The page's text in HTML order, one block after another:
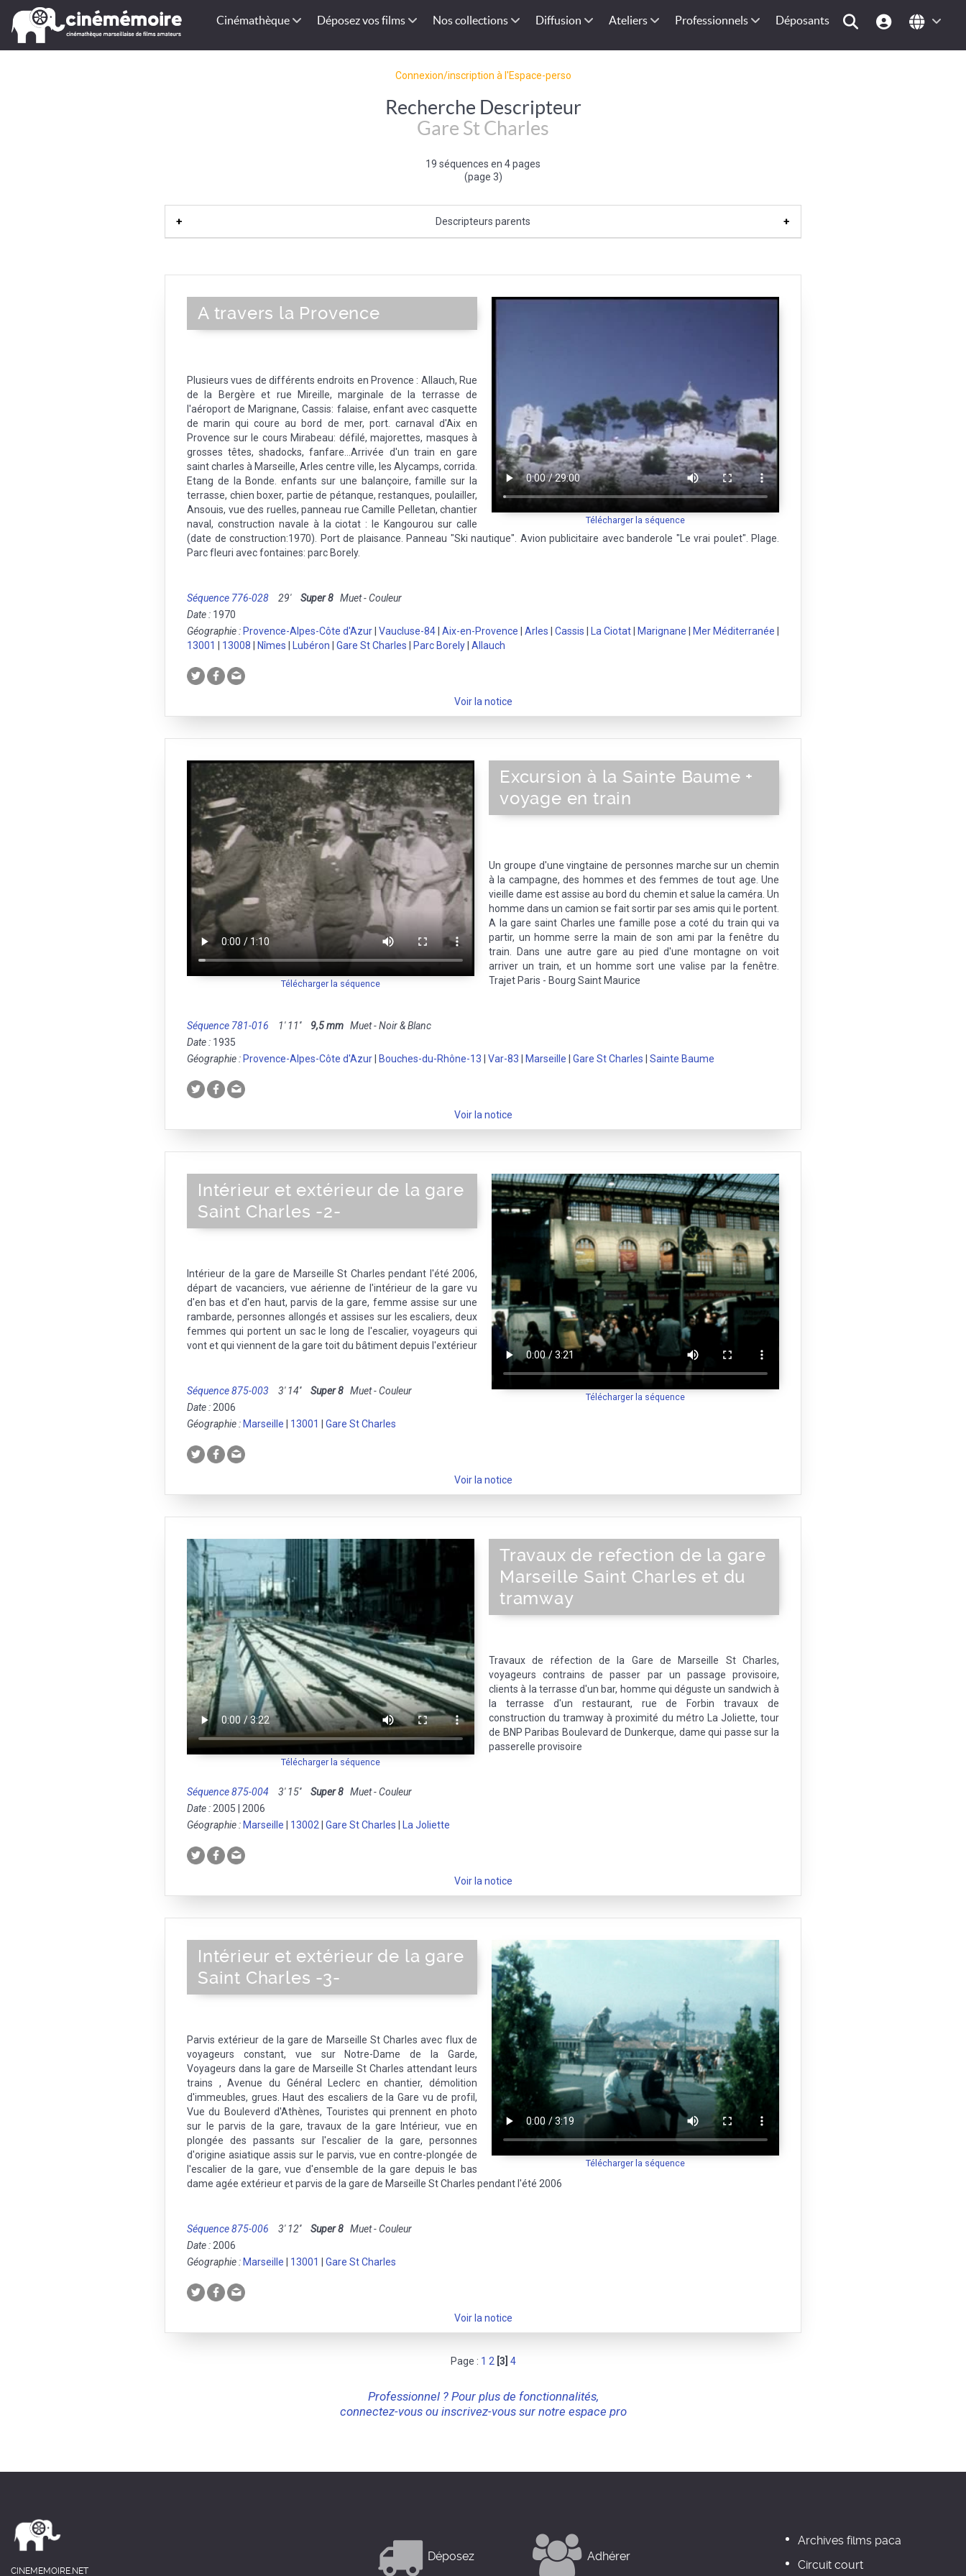
Cinémathèque Déposez vos films Nos collections Diffusion Ateliers Professionnels Déposants
Connexion/inscription à l'Espace-perso
Recherche Descripteur
Gare St Charles
19 séquences en 4 pages
(page 3)
Descripteurs parents
méditerranéen|France|Sud de la France|Europe de l'Ouest|Union Européenne|Europe
Télécharger la séquence
A travers la Provence
Plusieurs vues de différents endroits en Provence : Allauch, Rue
de la Bergère et rue Mireille, marginale de la terrasse de
l'aéroport de Marignane, Cassis: falaise, enfant avec casquette
de marin qui coure au bord de mer, port. carnaval d'Aix en
Provence sur le cours Mirabeau: défilé, majorettes, masques à
grosses têtes, shadocks, fanfare...Arrivée d'un train en gare
saint charles à Marseille, Arles centre ville, les Alycamps, corrida.
Etang de la Bonde. enfants sur une balançoire, famille sur la
terrasse, chien boxer, partie de pétanque, restanques, poulailler,
Ansouis, vue des ruelles, panneau rue Camille Pelletan, chantier
naval, construction navale à la ciotat : le Kangourou sur calle
(date de construction:1970). Port de plaisance. Panneau "Ski nautique". Avion publicitaire avec banderole "Le vrai poulet". Plage.
Parc fleuri avec fontaines: parc Borely.
Séquence 776-028 29' Super 8 Muet - Couleur
Date : 1970
Géographie : Provence-Alpes-Côte d'Azur Vaucluse-84 Aix-en-Provence Arles Cassis La Ciotat Marignane Mer Méditerranée
13001
13008 Nîmes Lubéron Gare St Charles Parc Borely Allauch
Voir la notice
Télécharger la séquence
Excursion à la Sainte Baume +
voyage en train
Un groupe d'une vingtaine de personnes marche sur un chemin
à la campagne, des hommes et des femmes de tout age. Une
vieille dame est assise au bord du chemin et salue la caméra. Un
homme dans un camion se fait sortir par ses amis qui le portent.
A la gare saint Charles une famille pose a coté du train qui va
partir, un homme serre la main de son ami par la fenêtre du
train. Dans une autre gare au pied d'une montagne on voit
arriver un train, et un homme sort une valise par la fenêtre.
Trajet Paris - Bourg Saint Maurice
Séquence 781-016 1' 11'' 9,5 mm Muet - Noir & Blanc
Date : 1935
Géographie : Provence-Alpes-Côte d'Azur Bouches-du-Rhône-13 Var-83 Marseille Gare St Charles Sainte Baume
Voir la notice
Télécharger la séquence
Intérieur et extérieur de la gare
Saint Charles -2-
Intérieur de la gare de Marseille St Charles pendant l'été 2006,
départ de vacanciers, vue aérienne de l'intérieur de la gare vu
d'en bas et d'en haut, parvis de la gare, femme assise sur une
rambarde, personnes allongés et assises sur les escaliers, deux
femmes qui portent un sac le long de l'escalier, voyageurs qui
vont et qui viennent de la gare toit du bâtiment depuis l'extérieur
Séquence 875-003 3' 14'' Super 8 Muet - Couleur
Date : 2006
Géographie : Marseille 13001 Gare St Charles
Voir la notice
Télécharger la séquence
Travaux de refection de la gare
Marseille Saint Charles et du
tramway
Travaux de réfection de la Gare de Marseille St Charles,
voyageurs contrains de passer par un passage provisoire,
clients à la terrasse d'un bar, homme qui déguste un sandwich à
la terrasse d'un restaurant, rue de Forbin travaux de
construction du tramway à proximité du métro La Joliette, tour
de BNP Paribas Boulevard de Dunkerque, dame qui passe sur la
passerelle provisoire
Séquence 875-004 3' 15'' Super 8 Muet - Couleur
Date : 2005 | 2006
Géographie : Marseille 13002 Gare St Charles La Joliette
Voir la notice
Télécharger la séquence
Intérieur et extérieur de la gare
Saint Charles -3-
Parvis extérieur de la gare de Marseille St Charles avec flux de
voyageurs constant, vue sur Notre-Dame de la Garde,
Voyageurs dans la gare de Marseille St Charles attendant leurs
trains , Avenue du Général Leclerc en chantier, démolition
d'immeubles, grues. Haut des escaliers de la Gare vu de profil,
Vue du Bouleverd d'Athènes, Touristes qui prennent en photo
sur le parvis de la gare, travaux de la gare Intérieur, vue en
plongée des passants sur l'escalier de la gare, personnes
d'origine asiatique assis sur le parvis, vue en contre-plongée de
l'escalier de la gare, vue d'ensemble de la gare depuis le bas
dame agée extérieur et parvis de la gare de Marseille St Charles pendant l'été 2006
Séquence 875-006 3' 12'' Super 8 Muet - Couleur
Date : 2006
Géographie : Marseille 13001 Gare St Charles
Voir la notice
Page : 1 2 [3] 4
Professionnel ? Pour plus de fonctionnalités,
connectez-vous ou inscrivez-vous sur notre espace pro
CINEMEMOIRE.NET
Déposez Adhérer
Archives films paca
Circuit court